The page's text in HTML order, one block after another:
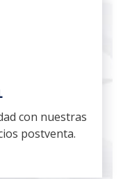
con nuestras
postventa.